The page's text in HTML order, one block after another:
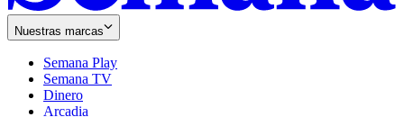
Nuestras marcas
Semana Play
Semana TV
Dinero
Arcadia